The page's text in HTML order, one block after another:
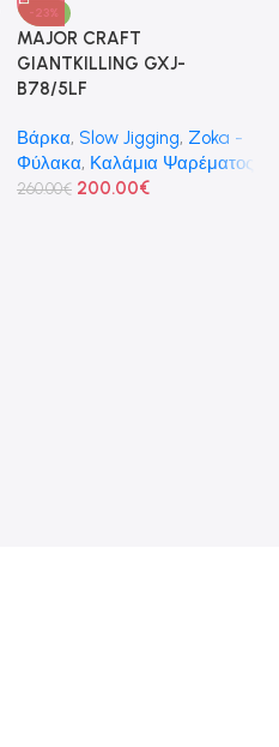
-23%
MAJOR CRAFT
GIANTKILLING GXJ-
B78/5LF
Βάρκα, Slow Jigging, Zoka -
Φύλακα, Καλάμια Ψαρέματος
260.00€ 200.00€